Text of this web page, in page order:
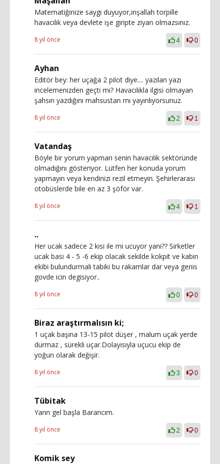
Matematiğinize saygı duyuyor,inşallah torpille
havacılık veya devlete işe giripte ziyan olmazsınız.
8 yıl önce 4 0
Ayhan
Editör bey: her uçağa 2 pilot diye.... yazılan yazı
incelemenizden geçti mi? Havacılıkla ilgisi olmayan
şahsın yazdığını mahsustan mı yayınlıyorsunuz.
8 yıl önce 2 1
Vatandaş
Böyle bir yorum yapman senin havacılık sektöründe
olmadığını gösteriyor. Lütfen her konuda yorum
yapmayın veya kendinizi rezil etmeyin. Şehirlerarası
otobüslerde bile en az 3 şöför var.
8 yıl önce 4 1
..
Her ucak sadece 2 kisi ile mi ucuyor yani?? Sirketler
ucak basi 4 - 5 -6 ekip olacak sekilde kokpit ve kabin
ekibi bulundurmali tabiki bu rakamlar dar veya genis
govde icin degisiyor..
8 yıl önce 0 0
Biraz araştırmalısın ki;
1 uçak başına 13-15 pilot düşer , malum uçak yerde
durmaz , sürekli uçar.Dolayısıyla uçucu ekip de
yoğun olarak değişir.
8 yıl önce 3 0
Tübitak
Yarın gel başla Barancım.
8 yıl önce 2 0
Komik sey